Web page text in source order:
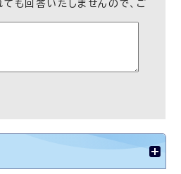
も回答いたしませんので、ご